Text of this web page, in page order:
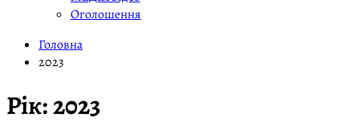
Оголошення
Головна
2023
Рік:2023